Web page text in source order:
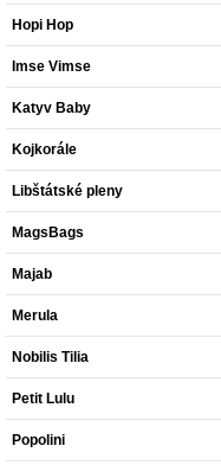
Hopi Hop
Imse Vimse
Katyv Baby
Kojkorále
Libštátské pleny
MagsBags
Majab
Merula
Nobilis Tilia
Petit Lulu
Popolini